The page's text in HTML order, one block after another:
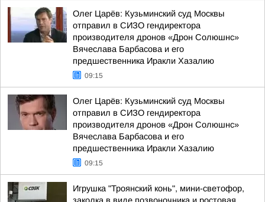
Олег Царёв: Кузьминский суд Москвы
отправил в СИЗО гендиректора
производителя дронов «Дрон Солюшнс»
Вячеслава Барбасова и его
предшественника Иракли Хазалию
09:15
Олег Царёв: Кузьминский суд Москвы
отправил в СИЗО гендиректора
производителя дронов «Дрон Солюшнс»
Вячеслава Барбасова и его
предшественника Иракли Хазалию
09:15
Игрушка "Троянский конь", мини-светофор,